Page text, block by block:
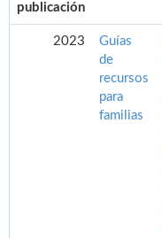
publicación
2023
Guías
de
recursos
para
familias